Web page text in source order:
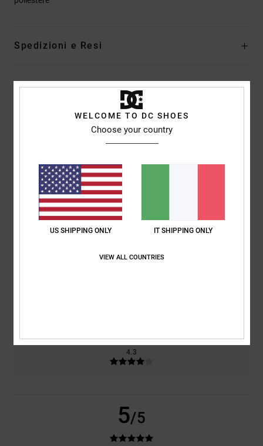
Spedizioni e Resi
Recensioni dei clienti
Punteggio medio
4.3
basato su3 recensioni verificate
Il 67% dei nostri clienti consiglia questo prodotto
Colore
4.3
5/5
WELCOME TO DC SHOES
Choose your country
US SHIPPING ONLY IT SHIPPING ONLY
VIEW ALL COUNTRIES